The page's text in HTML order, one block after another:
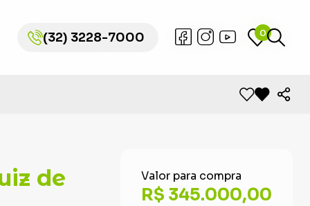
(32) 3228-7000 0
(32) 3228-7000 0
de
Valor para compra
R$ 345.000,00